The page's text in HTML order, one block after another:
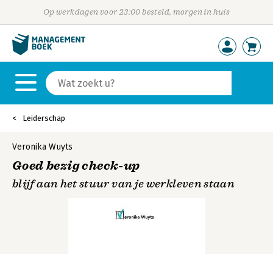
Op werkdagen voor 23:00 besteld, morgen in huis
Leiderschap
Veronika Wuyts
Goed bezig check-up
blijf aan het stuur van je werkleven staan